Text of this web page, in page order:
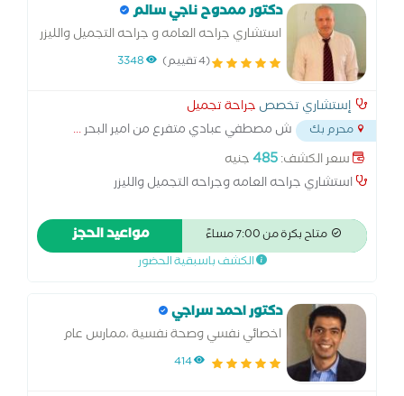
دكتور ممدوح ناجي سالم
استشاري جراحه العامه و جراحه التجميل والليزر
(4 تقييم) 3348
إستشاري تخصص جراحة تجميل
محرم بك ش مصطفي عبادي متفرع من امير البحر...
سعر الكشف:485جنيه
استشاري جراحه العامه وجراحه التجميل والليزر
متاح بكرة من 7:00 مساءً مواعيد الحجز
الكشف باسبقية الحضور
دكتور احمد سراجي
اخصائي نفسي وصحة نفسية ،ممارس عام
414